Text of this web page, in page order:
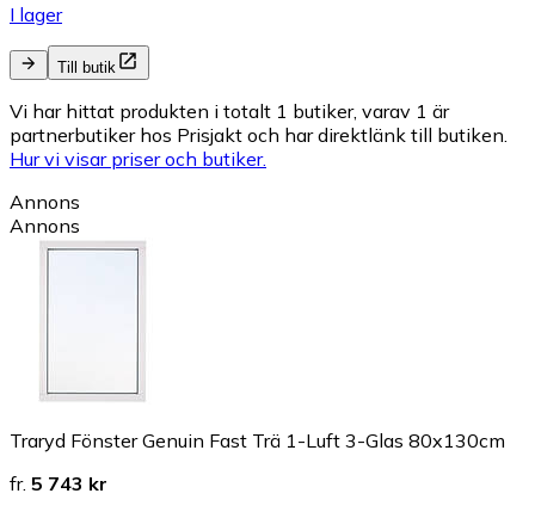
I lager
Till butik
Vi har hittat produkten i totalt 1 butiker, varav 1 är
partnerbutiker hos Prisjakt och har direktlänk till butiken.
Hur vi visar priser och butiker.
Annons
Annons
Traryd Fönster Genuin Fast Trä 1-Luft 3-Glas 80x130cm
fr. 5 743 kr